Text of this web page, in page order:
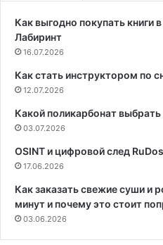
Как выгодно покупать книги
Лабиринт
16.07.2026
Как стать инструктором по
12.07.2026
Какой поликарбонат
03.07.2026
OSINT и цифровой след
17.06.2026
Как заказать свежие суши и
минут и почему это стоит
03.06.2026